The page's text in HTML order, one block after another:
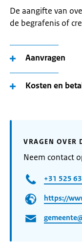
De aangifte van
de begrafenis of
Aanvragen
Kosten en
VRAGEN OVER
Neem contact
+31 525
https://